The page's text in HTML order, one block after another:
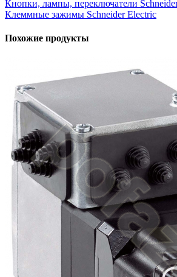
Кнопки, лампы, переключатели
Клеммные зажимы Schneider Electric
Похожие продукты